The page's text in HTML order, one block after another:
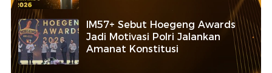
IM57+ Sebut Hoegeng Awards
Jadi Motivasi Polri Jalankan
Amanat Konstitusi